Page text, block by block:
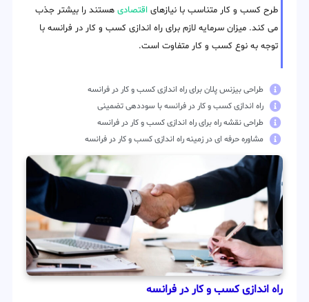
طرح کسب و کار متناسب با نیازهای اقتصادی هستند را بیشتر جذب
می کند. میزان سرمایه لازم برای راه اندازی کسب و کار در فرانسه با
توجه به نوع کسب و کار متفاوت است.
طراحی بیزنس پلان برای راه اندازی کسب و کار در فرانسه
راه اندازی کسب و کار در فرانسه با سوددهی تضمینی
طراحی نقشه راه برای راه اندازی کسب و کار در فرانسه
مشاوره حرفه ای در زمینه راه اندازی کسب و کار در فرانسه
راه اندازی کسب و کار در فرانسه